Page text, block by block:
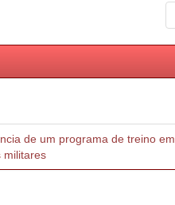
de um programa de treino em
militares